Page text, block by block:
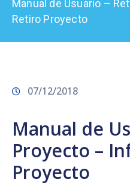
Prensa
Manual de Usuario –
Retiro Proyecto
07/12/2018
Manual de
Proyecto –
Proyecto